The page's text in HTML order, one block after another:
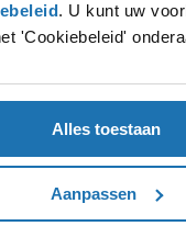
. U kunt uw
'Cookiebeleid'
Alles toestaan
Aanpassen
(see the
more information).